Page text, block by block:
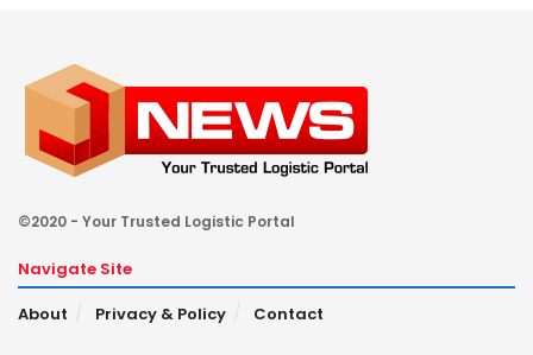
©2020 - Your Trusted Logistic Portal
Navigate Site
About
Privacy & Policy Contact